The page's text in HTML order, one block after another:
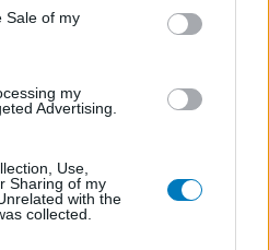
Sale of my
my
Advertising.
Use,
Sharing of my
with the
collected.